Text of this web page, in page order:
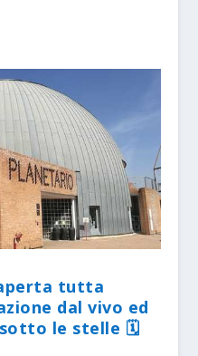
tutta
dal vivo ed
le stelle 🗓